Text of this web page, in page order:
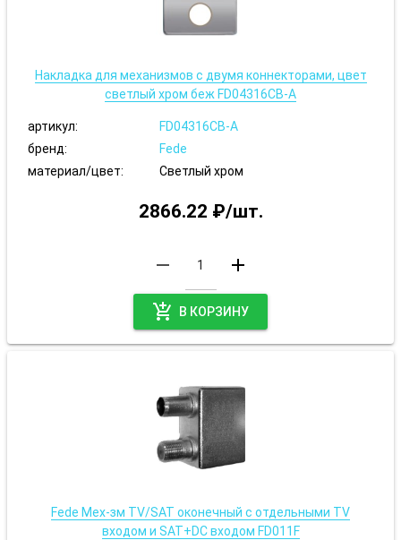
Накладка для механизмов с двумя коннекторами, цвет
светлый хром беж FD04316CB-A
артикул:
FD04316CB-A
бренд:
Fede
материал/цвет:
Светлый хром
2866.22 ₽/шт.
remove add
add_shopping_cart В КОРЗИНУ
Fede Мех-зм TV/SAT оконечный с отдельными TV
входом и SAT+DC входом FD011F